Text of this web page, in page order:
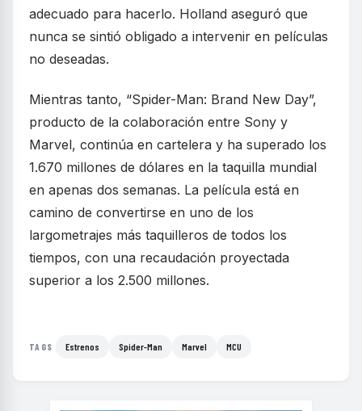
adecuado para hacerlo. Holland aseguró que
nunca se sintió obligado a intervenir en películas
no deseadas.
Mientras tanto, “Spider-Man: Brand New Day”,
producto de la colaboración entre Sony y
Marvel, continúa en cartelera y ha superado los
1.670 millones de dólares en la taquilla mundial
en apenas dos semanas. La película está en
camino de convertirse en uno de los
largometrajes más taquilleros de todos los
tiempos, con una recaudación proyectada
superior a los 2.500 millones.
TAGS Estrenos Spider-Man Marvel MCU